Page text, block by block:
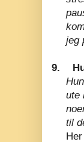
jeg
9.
ute
til